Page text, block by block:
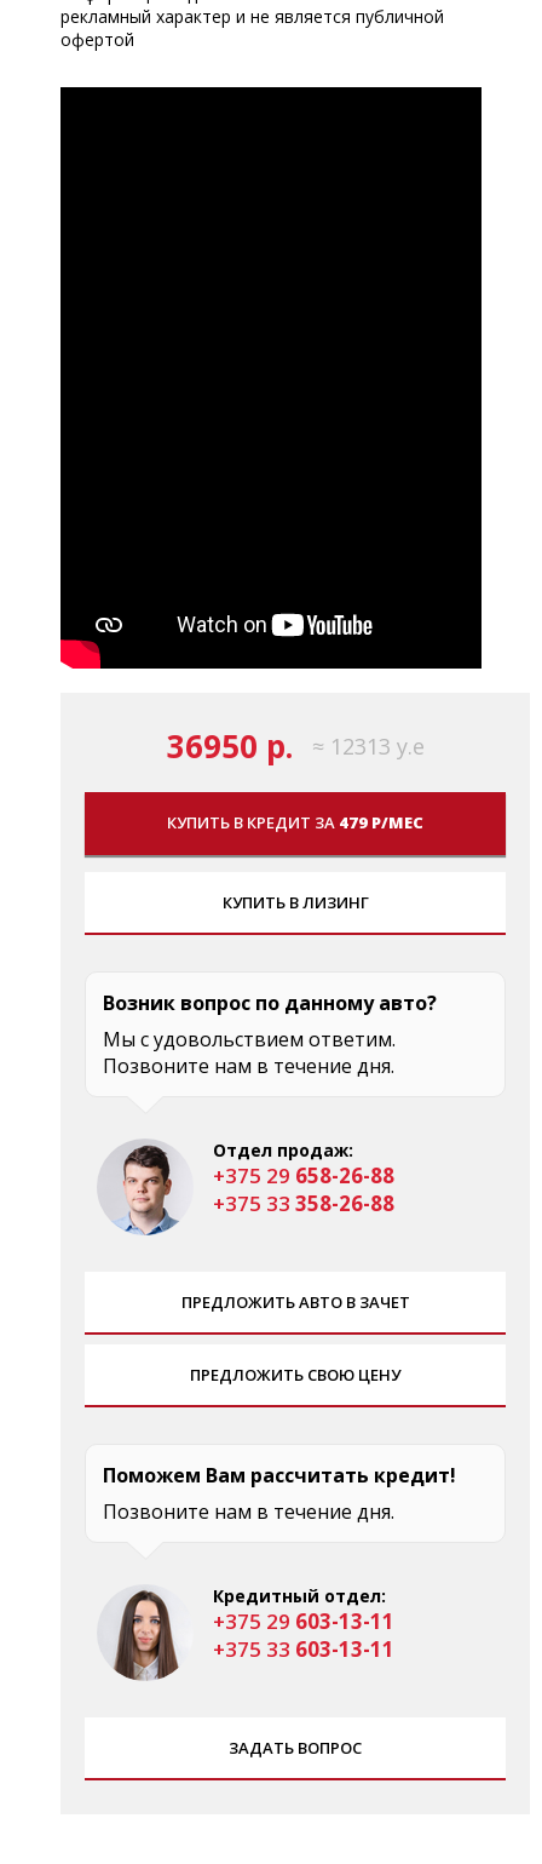
рекламный характер и не является публичной
офертой
36950 р. ≈ 12313 у.е
КУПИТЬ В КРЕДИТ ЗА 479 Р/МЕС
КУПИТЬ В ЛИЗИНГ
Возник вопрос по данному авто?
Мы с удовольствием ответим.
Позвоните нам в течение дня.
Отдел продаж:
+375 29 658-26-88
+375 33 358-26-88
ПРЕДЛОЖИТЬ АВТО В ЗАЧЕТ
ПРЕДЛОЖИТЬ СВОЮ ЦЕНУ
Поможем Вам рассчитать кредит!
Позвоните нам в течение дня.
Кредитный отдел:
+375 29 603-13-11
+375 33 603-13-11
ЗАДАТЬ ВОПРОС